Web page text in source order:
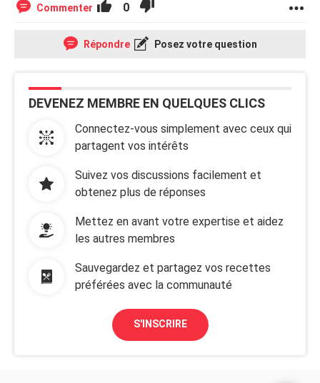
Commenter 0
Répondre Posez votre question
DEVENEZ MEMBRE EN QUELQUES CLICS
Connectez-vous simplement avec ceux qui
partagent vos intérêts
Suivez vos discussions facilement et
obtenez plus de réponses
Mettez en avant votre expertise et aidez
les autres membres
Sauvegardez et partagez vos recettes
préférées avec la communauté
S'INSCRIRE